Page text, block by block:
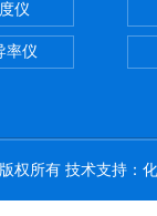
仪
率仪
权所有 技术支持：